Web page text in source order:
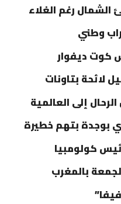
الشمال رغم الغلاء
وطني
كوت ديفوار
لائحة بتاونات
إلى العالمية
بوجدة بتهم خطيرة
كولومبيا
بالمغرب